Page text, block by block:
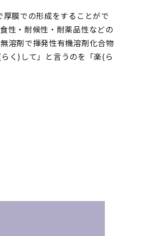
膜での形成をすることがで
性・耐候性・耐薬品性などの
溶剤で揮発性有機溶剤化合物
く)して」と言うのを「楽(ら